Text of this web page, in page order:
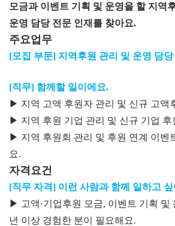
모금과 이벤트 기획 및 운영을 할 지역
운영 담당 전문 인재를 찾아요.
주요업무
[모집 부문] 지역후원 관리 및 운영 담당
[직무] 함께할 일이에요.
▶ 지역 고액 후원자 관리 및 신규 고액
▶ 지역 후원 기업 관리 및 신규 기업 후
▶ 지역 후원회 관리 및 후원 연계 이벤
요.
자격요건
[직무 자격] 이런 사람과 함께 일하고
▶ 고액·기업후원 모금, 이벤트 기획 및
년 이상 경험한 분이 필요해요.